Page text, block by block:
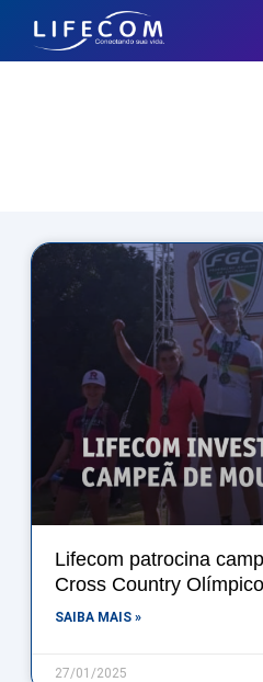
Lifecom patrocina
Cross Country Olímpico
SAIBA MAIS »
27/01/2025